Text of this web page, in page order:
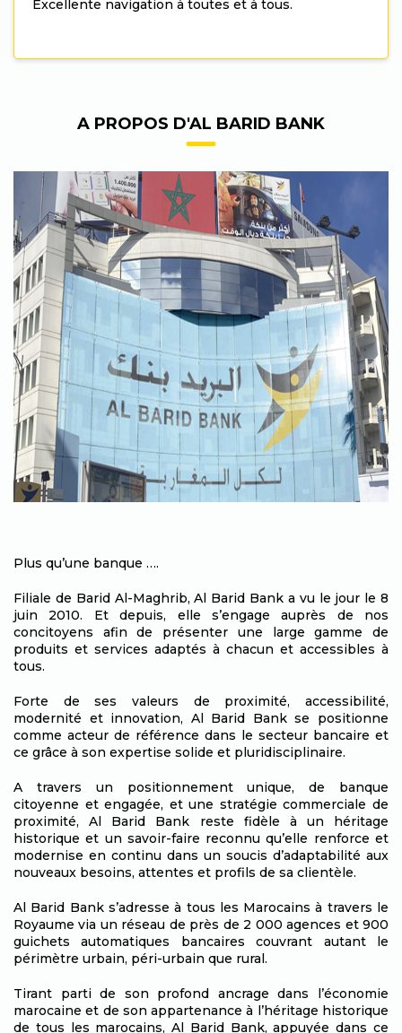
Excellente navigation à toutes et à tous.
A PROPOS D'AL BARID BANK
Plus qu’une banque ….
Filiale de Barid Al-Maghrib, Al Barid Bank a vu le jour le 8
juin 2010. Et depuis, elle s’engage auprès de nos
concitoyens afin de présenter une large gamme de
produits et services adaptés à chacun et accessibles à
tous.
Forte de ses valeurs de proximité, accessibilité,
modernité et innovation, Al Barid Bank se positionne
comme acteur de référence dans le secteur bancaire et
ce grâce à son expertise solide et pluridisciplinaire.
A travers un positionnement unique, de banque
citoyenne et engagée, et une stratégie commerciale de
proximité, Al Barid Bank reste fidèle à un héritage
historique et un savoir-faire reconnu qu’elle renforce et
modernise en continu dans un soucis d’adaptabilité aux
nouveaux besoins, attentes et profils de sa clientèle.
Al Barid Bank s’adresse à tous les Marocains à travers le
Royaume via un réseau de près de 2 000 agences et 900
guichets automatiques bancaires couvrant autant le
périmètre urbain, péri-urbain que rural.
Tirant parti de son profond ancrage dans l’économie
marocaine et de son appartenance à l’héritage historique
de tous les marocains, Al Barid Bank, appuyée dans ce